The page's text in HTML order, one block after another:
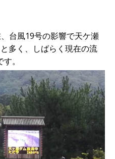
台風19号の影響で天ケ瀬
多く、しばらく現在の流
。